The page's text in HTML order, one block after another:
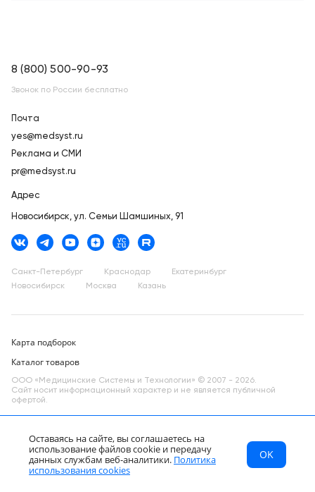
МСТ Каталог
Главная
RU
8 (800) 500-90-93
Звонок по России бесплатно
Почта
yes@medsyst.ru
Реклама и СМИ
pr@medsyst.ru
Адрес
Новосибирск, ул. Семьи Шамшиных, 91
Санкт-Петербург Краснодар
Екатеринбург
Новосибирск
Москва Казань
Карта подборок
Каталог товаров
ООО «Медицинские Системы и Технологии» © 2007 - 2026.
Сайт носит информационный характер и не является публичной
офертой.
Оставаясь на сайте, вы соглашаетесь на
использование файлов cookie и передачу
данных службам веб-аналитики. Политика
использования cookies
OK